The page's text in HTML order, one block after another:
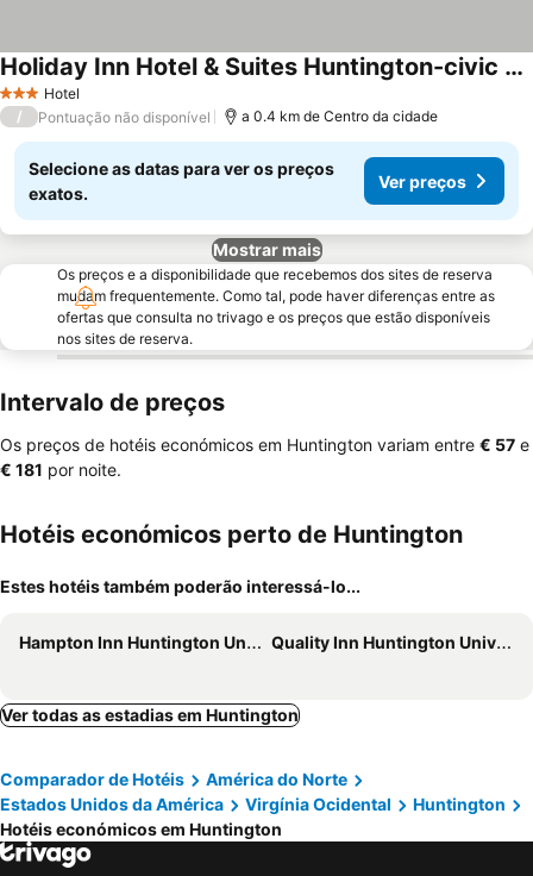
3 EstrelasHotel
Holiday Inn Hotel & Suites Huntington-civic Arena
Ver preços
/ Pontuação não disponível a 0.4 km de Centro da cidade
Selecione as datas para ver os preços
exatos.
Ver preços
Mostrar mais
Os preços e a disponibilidade que recebemos dos sites de reserva
mudam frequentemente. Como tal, pode haver diferenças entre as
ofertas que consulta no trivago e os preços que estão disponíveis
nos sites de reserva.
Intervalo de preços
Os preços de hotéis económicos em Huntington variam entre ‎€ 57 e
‎€ 181 por noite.
Hotéis económicos perto de Huntington
Estes hotéis também poderão interessá-lo...
Hampton Inn Huntington University Area Quality Inn Huntington University Area
Ver todas as estadias em Huntington
Comparador de Hotéis
América do Norte
Estados Unidos da América
Virgínia Ocidental
Huntington
Hotéis económicos em Huntington